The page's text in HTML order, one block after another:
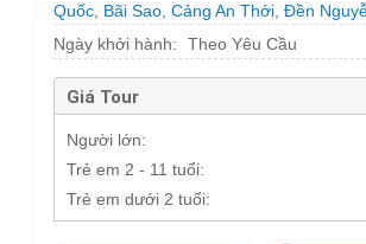
Quốc Bãi Sao Cảng An Thới Đền
Mũi Gành Dầu , Vinpearl Safari
Ngày khởi hành: Theo Yêu Cầu
Giá Tour
Người lớn:
Trẻ em 2 - 11 tuổi:
Trẻ em dưới 2 tuổi: